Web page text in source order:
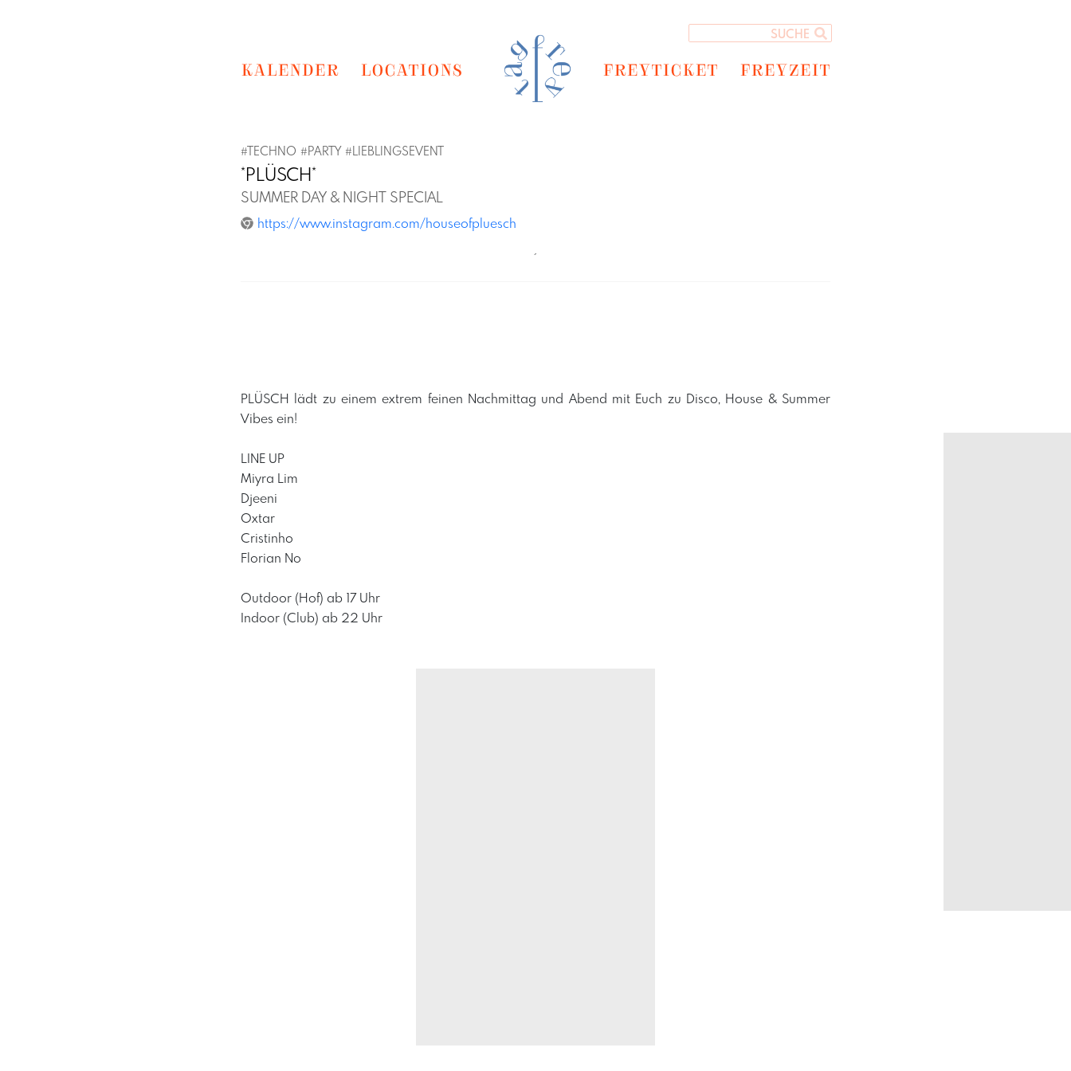
KALENDER LOCATIONS FREYTICKET FREYZEIT
# TECHNO #PARTY #LIEBLINGSEVENT
*PLÜSCH*
SUMMER DAY & NIGHT SPECIAL
https://www.instagram.com/houseofpluesch
´
PLÜSCH lädt zu einem extrem feinen Nachmittag und Abend mit Euch zu Disco, House & Summer
Vibes ein!
LINE UP
Miyra Lim
Djeeni
Oxtar
Cristinho
Florian No
Outdoor (Hof) ab 17 Uhr
Indoor (Club) ab 22 Uhr